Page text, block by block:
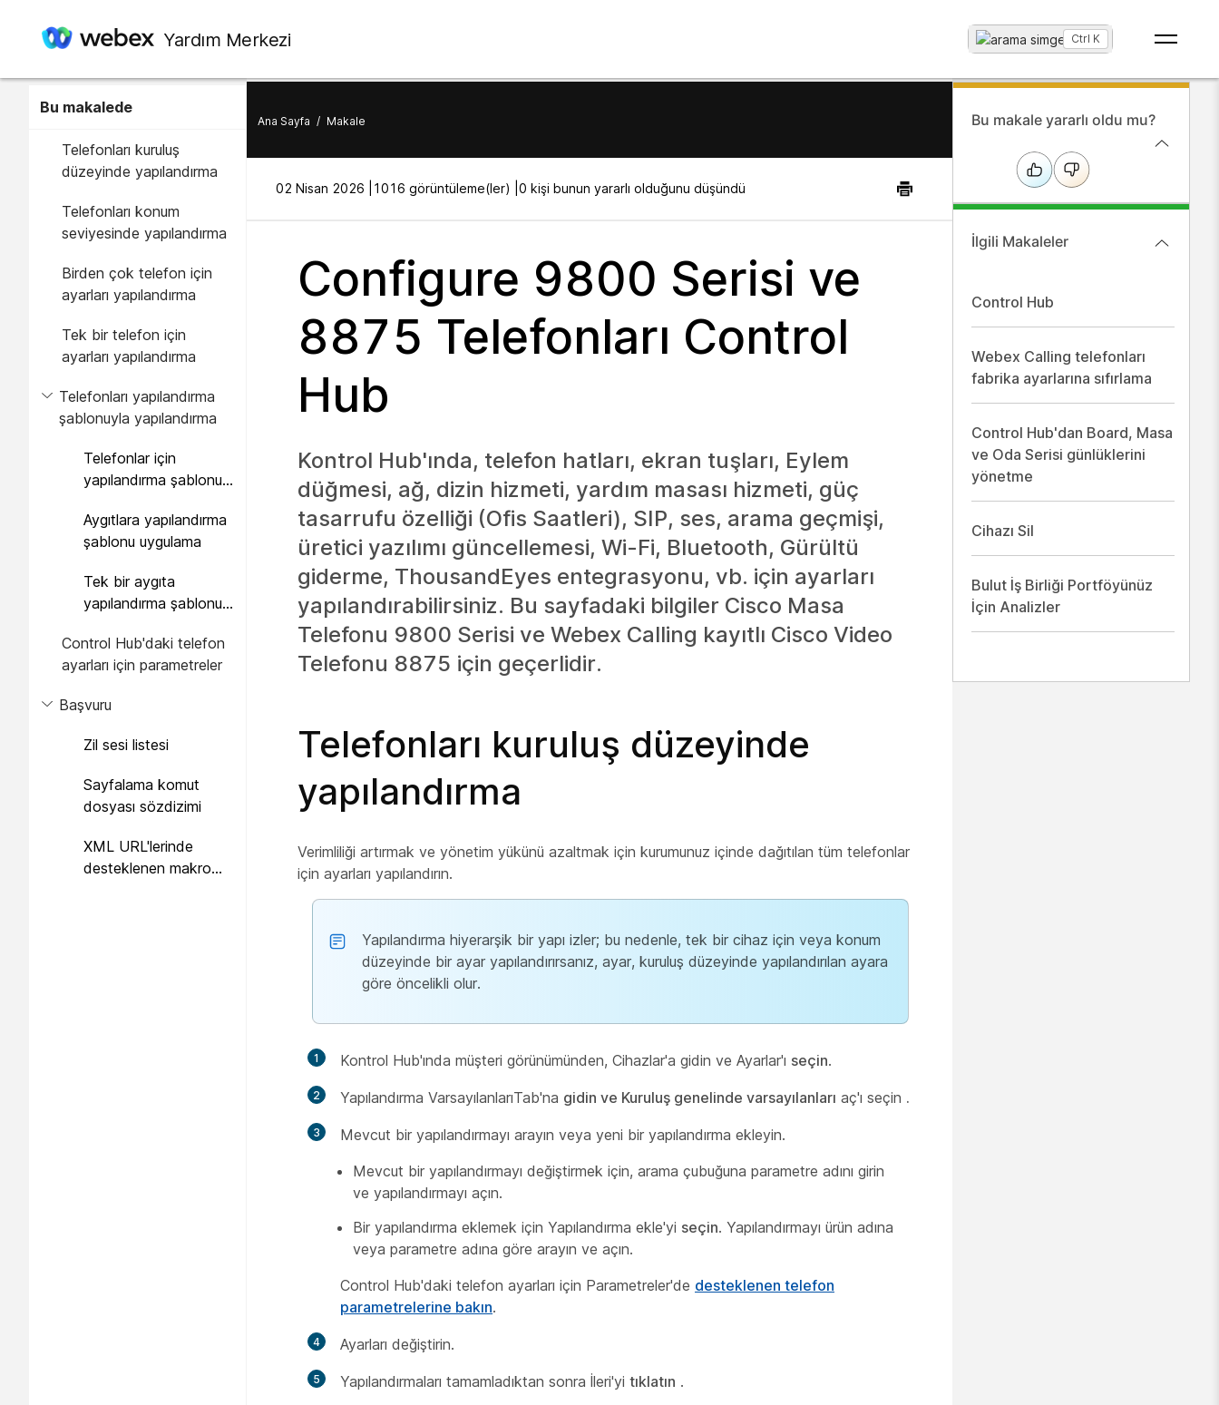
Yardım Merkezi Ara...
Ctrl K
Bu makalede
Telefonları kuruluş
düzeyinde yapılandırma
Telefonları konum
seviyesinde yapılandırma
Birden çok telefon için
ayarları yapılandırma
Tek bir telefon için
ayarları yapılandırma
Telefonları yapılandırma
şablonuyla yapılandırma
Telefonlar için
yapılandırma şablonu
Aygıtlara yapılandırma
şablonu uygulama
Tek bir aygıta
yapılandırma şablonu
Control Hub'daki telefon
ayarları için parametreler
Başvuru
Zil sesi listesi
Sayfalama komut
dosyası sözdizimi
XML URL'lerinde
desteklenen makro
Ana Sayfa / Makale
02 Nisan 2026 | 1016 görüntüleme(ler) | 0 kişi bunun yararlı olduğunu düşündü
Configure 9800 Serisi ve
8875 Telefonları Control
Hub
Kontrol Hub'ında, telefon hatları, ekran tuşları, Eylem
düğmesi, ağ, dizin hizmeti, yardım masası hizmeti, güç
tasarrufu özelliği (Ofis Saatleri), SIP, ses, arama geçmişi,
üretici yazılımı güncellemesi, Wi-Fi, Bluetooth, Gürültü
giderme, ThousandEyes entegrasyonu, vb. için ayarları
yapılandırabilirsiniz. Bu sayfadaki bilgiler Cisco Masa
Telefonu 9800 Serisi ve Webex Calling kayıtlı Cisco Video
Telefonu 8875 için geçerlidir.
Telefonları kuruluş düzeyinde
yapılandırma
Verimliliği artırmak ve yönetim yükünü azaltmak için kurumunuz içinde dağıtılan tüm telefonlar
için ayarları yapılandırın.
Yapılandırma hiyerarşik bir yapı izler; bu nedenle, tek bir cihaz için veya konum
düzeyinde bir ayar yapılandırırsanız, ayar, kuruluş düzeyinde yapılandırılan ayara
göre öncelikli olur.
1 Kontrol Hub'ında müşteri görünümünden, Cihazlar'a gidin ve Ayarlar'ı seçin.
2 Yapılandırma VarsayılanlarıTab'na gidin ve Kuruluş genelinde varsayılanları aç'ı seçin .
3
Mevcut bir yapılandırmayı arayın veya yeni bir yapılandırma ekleyin.
Mevcut bir yapılandırmayı değiştirmek için, arama çubuğuna parametre adını girin
ve yapılandırmayı açın.
Bir yapılandırma eklemek için Yapılandırma ekle'yi seçin. Yapılandırmayı ürün adına
veya parametre adına göre arayın ve açın.
Control Hub'daki telefon ayarları için Parametreler'de desteklenen telefon
parametrelerine bakın.
4 Ayarları değiştirin.
5 Yapılandırmaları tamamladıktan sonra İleri'yi tıklatın .
Bu makale yararlı oldu mu?
İlgili Makaleler
Control Hub
Webex Calling telefonları
fabrika ayarlarına sıfırlama
Control Hub'dan Board, Masa
ve Oda Serisi günlüklerini
yönetme
Cihazı Sil
Bulut İş Birliği Portföyünüz
İçin Analizler